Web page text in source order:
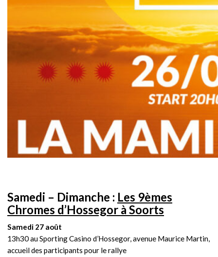
Samedi – Dimanche : Les 9èmes
Chromes d’Hossegor à Soorts
Samedi 27 août
13h30 au Sporting Casino d’Hossegor, avenue Maurice Martin,
accueil des participants pour le rallye